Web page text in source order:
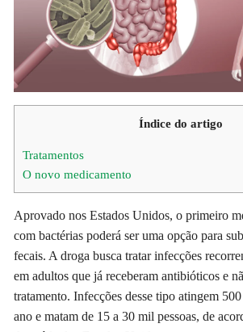
Índice do artigo
Tratamentos
O novo medicamento
Aprovado nos Estados Unidos, o primeiro
com bactérias poderá ser uma opção para
fecais. A droga busca tratar infecções
em adultos que já receberam antibióticos e
tratamento. Infecções desse tipo atingem
ano e matam de 15 a 30 mil pessoas, de